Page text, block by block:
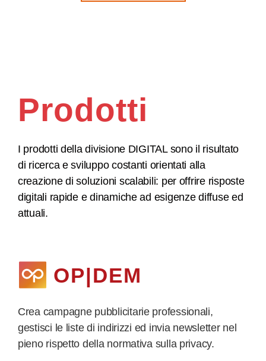
Prodotti
I prodotti della divisione DIGITAL sono il risultato
di ricerca e sviluppo costanti orientati alla
creazione di soluzioni scalabili: per offrire risposte
digitali rapide e dinamiche ad esigenze diffuse ed
attuali.
OP|DEM
Crea campagne pubblicitarie professionali,
gestisci le liste di indirizzi ed invia newsletter nel
pieno rispetto della normativa sulla privacy.